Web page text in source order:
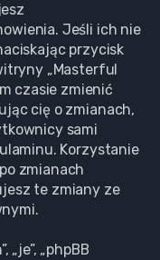
Jeśli ich nie
przycisk
„Masterful
czasie zmienić
cię o zmianach,
sami
Korzystanie
zmianach
te zmiany ze
„je”, „phpBB